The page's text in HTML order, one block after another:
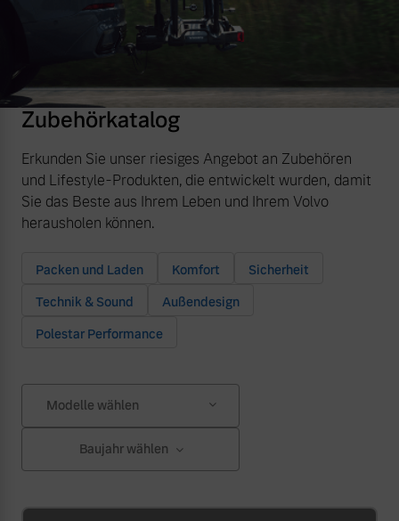
Zubehörkatalog
Erkunden Sie unser riesiges Angebot an Zubehören
und Lifestyle-Produkten, die entwickelt wurden, damit
Sie das Beste aus Ihrem Leben und Ihrem Volvo
herausholen können.
Packen und Laden Komfort
Sicherheit
Technik & Sound
Außendesign
Polestar Performance
Modelle wählen
Baujahr wählen